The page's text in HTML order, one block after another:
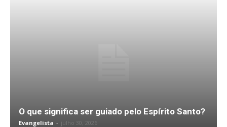
O que significa ser guiado pelo Espírito Santo?
Evangelista - julho 30, 2026